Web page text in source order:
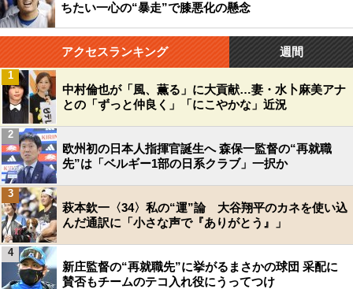
ちたい一心の“暴走”で膝悪化の懸念
アクセスランキング 週間
中村倫也が「風、薫る」に大貢献…妻・水卜麻美アナ
との「ずっと仲良く」「にこやかな」近況
1
欧州初の日本人指揮官誕生へ 森保一監督の“再就職
先”は「ベルギー1部の日系クラブ」一択か
2
萩本欽一〈34〉私の“運”論 大谷翔平のカネを使い込
んだ通訳に「小さな声で『ありがとう』」
3
新庄監督の“再就職先”に挙がるまさかの球団 采配に
賛否もチームのテコ入れ役にうってつけ
4